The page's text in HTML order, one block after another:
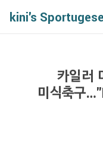
kini's Sportugese
카일러
미식축구